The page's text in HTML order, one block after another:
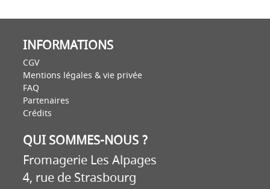
INFORMATIONS
CGV
Mentions légales & vie privée
FAQ
Partenaires
Crédits
QUI SOMMES-NOUS ?
Fromagerie Les Alpages
4, rue de Strasbourg